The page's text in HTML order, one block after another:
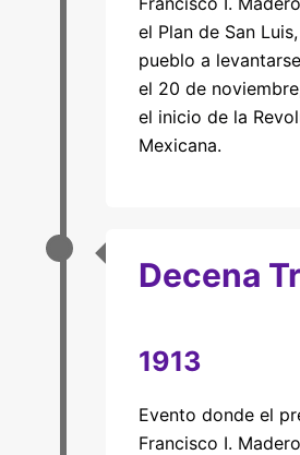
el Plan de San
pueblo a
el 20 de
el inicio de la
Mexicana.
Decena
1913
Evento donde el
Francisco I.